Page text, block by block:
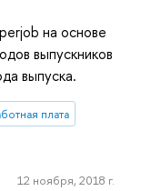
на основе
выпускников
выпуска.
плата
12 ноября, 2018 г.